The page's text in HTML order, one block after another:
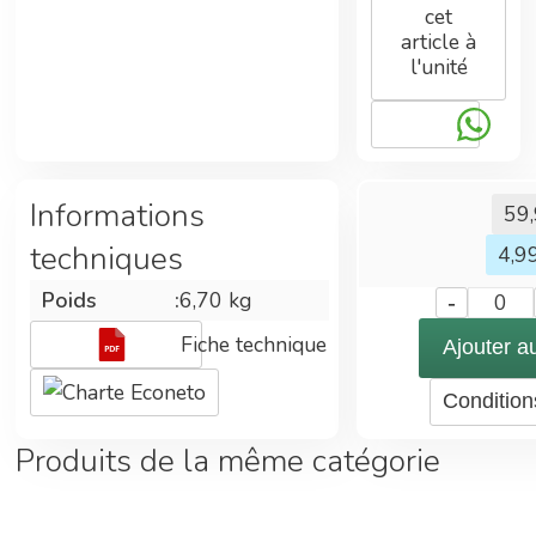
- 12 flacons
de 0.5L
(500ML)
décontaminer
et laisser agir
5 minutes
pour une
bactéricide et
15 minutes
cet
article à
l'unité
Informations
techniques
Poids :6,70 kg
Fiche technique
Charte Econeto
- 0
Ajouter
Produits de la même catégorie